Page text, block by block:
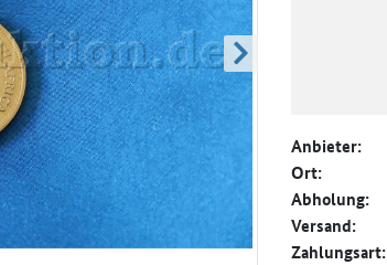
weiter blättern
Anbieter:
Ort:
Abholung:
Versand:
Zahlungsart: